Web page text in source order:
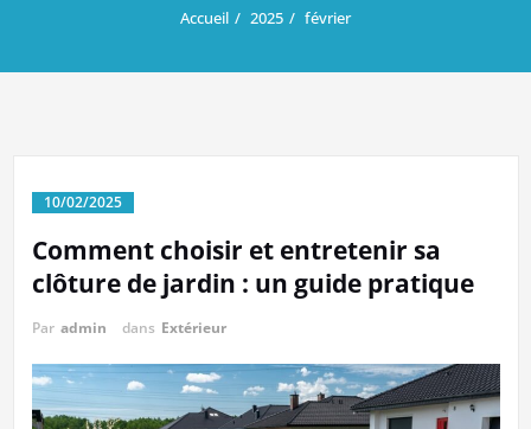
Accueil 2025 février
10/02/2025
Comment choisir et entretenir sa
clôture de jardin : un guide pratique
Par admin dans Extérieur